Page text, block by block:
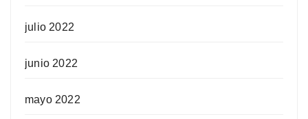
julio 2022
junio 2022
mayo 2022